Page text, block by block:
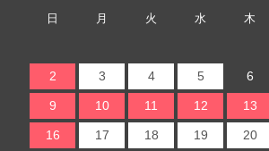
日 月 火 水 木
2 3 4 5 6
9 10 11 12 13
16 17 18 19 20